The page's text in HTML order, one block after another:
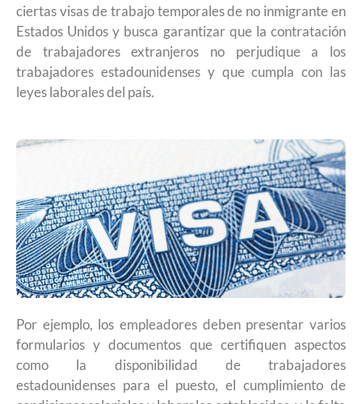
ciertas visas de trabajo temporales de no inmigrante en
Estados Unidos y busca garantizar que la contratación
de trabajadores extranjeros no perjudique a los
trabajadores estadounidenses y que cumpla con las
leyes laborales del país.
Por ejemplo, los empleadores deben presentar varios
formularios y documentos que certifiquen aspectos
como la disponibilidad de trabajadores
estadounidenses para el puesto, el cumplimiento de